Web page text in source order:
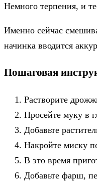
Немного терпения, и
Именно сейчас
начинка вводится
Пошаговая
Растворите
Просейте муку в
Добавьте
Накройте миску
В это время
Добавьте фарш,